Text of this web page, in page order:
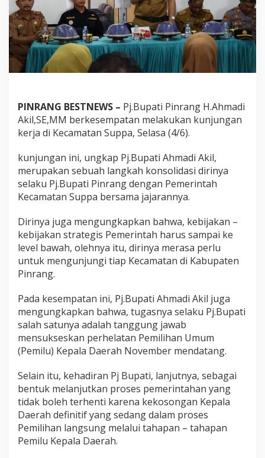
n
a
n
K
e
a
d
i
K
c
m
a
t
n
u
p
p
PINRANG BESTNEWS – Pj.Bupati Pinrang H.Ahmadi
Akil,SE,MM berkesempatan melakukan kunjungan
kerja di Kecamatan Suppa, Selasa (4/6).
kunjungan ini, ungkap Pj.Bupati Ahmadi Akil,
merupakan sebuah langkah konsolidasi dirinya
selaku Pj.Bupati Pinrang dengan Pemerintah
Kecamatan Suppa bersama jajarannya.
Dirinya juga mengungkapkan bahwa, kebijakan –
kebijakan strategis Pemerintah harus sampai ke
level bawah, olehnya itu, dirinya merasa perlu
untuk mengunjungi tiap Kecamatan di Kabupaten
Pinrang.
Pada kesempatan ini, Pj.Bupati Ahmadi Akil juga
mengungkapkan bahwa, tugasnya selaku Pj.Bupati
salah satunya adalah tanggung jawab
mensukseskan perhelatan Pemilihan Umum
(Pemilu) Kepala Daerah November mendatang.
Selain itu, kehadiran Pj Bupati, lanjutnya, sebagai
bentuk melanjutkan proses pemerintahan yang
tidak boleh terhenti karena kekosongan Kepala
Daerah definitif yang sedang dalam proses
Pemilihan langsung melalui tahapan – tahapan
Pemilu Kepala Daerah.